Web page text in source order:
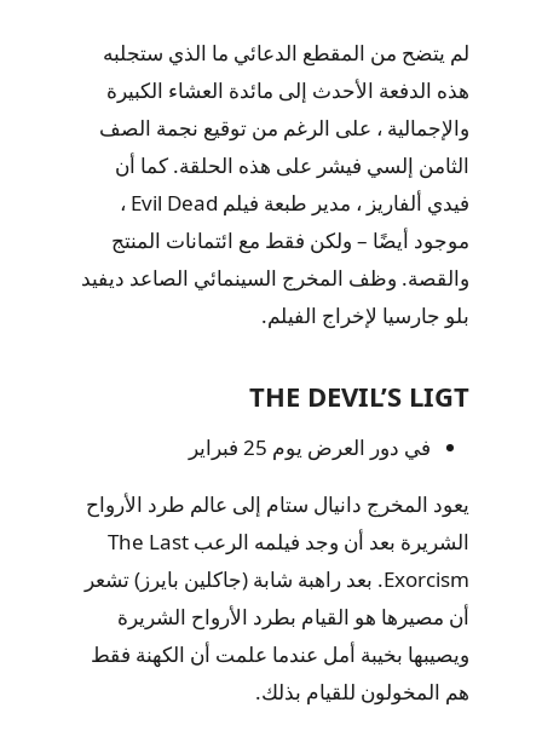
لم يتضح من المقطع الدعائي ما الذي ستجلبه
هذه الدفعة الأحدث إلى مائدة العشاء الكبيرة
والإجمالية ، على الرغم من توقيع نجمة الصف
الثامن إلسي فيشر على هذه الحلقة. كما أن
فيدي ألفاريز ، مدير طبعة فيلم Evil Dead ،
موجود أيضًا – ولكن فقط مع ائتمانات المنتج
والقصة. وظف المخرج السينمائي الصاعد ديفيد
بلو جارسيا لإخراج الفيلم.
THE DEVIL’S LIGT
في دور العرض يوم 25 فبراير
يعود المخرج دانيال ستام إلى عالم طرد الأرواح
الشريرة بعد أن وجد فيلمه الرعب The Last
Exorcism. بعد راهبة شابة (جاكلين بايرز) تشعر
أن مصيرها هو القيام بطرد الأرواح الشريرة
ويصيبها بخيبة أمل عندما علمت أن الكهنة فقط
هم المخولون للقيام بذلك.